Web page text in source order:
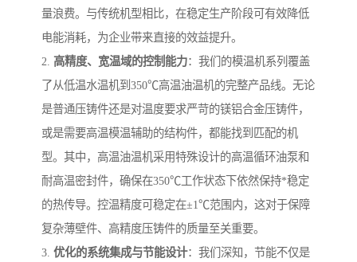
量浪费。与传统机型相比，在稳定生产阶段可有效降低
电能消耗，为企业带来直接的效益提升。
2. 高精度、宽温域的控制能力：我们的模温机系列覆盖
了从低温水温机到350℃高温油温机的完整产品线。无论
是普通压铸件还是对温度要求严苛的镁铝合金压铸件，
或是需要高温模温辅助的结构件，都能找到匹配的机
型。其中，高温油温机采用特殊设计的高温循环油泵和
耐高温密封件，确保在350℃工作状态下依然保持*稳定
的热传导。控温精度可稳定在±1℃范围内，这对于保障
复杂薄壁件、高精度压铸件的质量至关重要。
3. 优化的系统集成与节能设计：我们深知，节能不仅是